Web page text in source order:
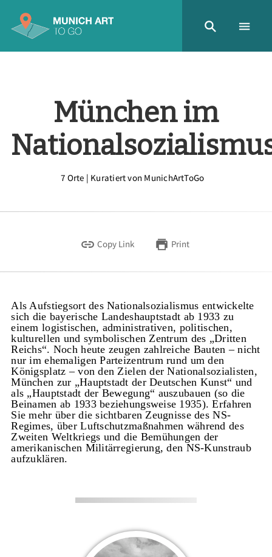
München im
7 Orte | Kuratiert von MunichArtToGo
Copy Link Print
Als Aufstiegsort des Nationalsozialismus entwickelte
sich die bayerische Landeshauptstadt ab 1933 zu
einem logistischen, administrativen, politischen,
kulturellen und symbolischen Zentrum des „Dritten
Reichs“. Noch heute zeugen zahlreiche Bauten – nicht
nur im ehemaligen Parteizentrum rund um den
Königsplatz – von den Zielen der Nationalsozialisten,
München zur „Hauptstadt der Deutschen Kunst“ und
als „Hauptstadt der Bewegung“ auszubauen (so die
Beinamen ab 1933 beziehungsweise 1935). Erfahren
Sie mehr über die sichtbaren Zeugnisse des NS-
Regimes, über Luftschutzmaßnahmen während des
Zweiten Weltkriegs und die Bemühungen der
amerikanischen Militärregierung, den NS-Kunstraub
aufzuklären.